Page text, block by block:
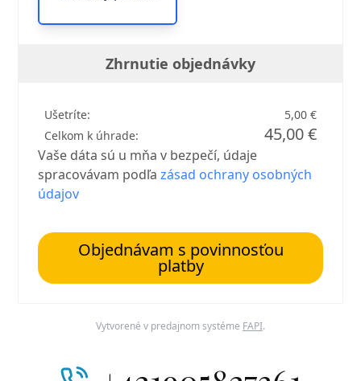
Zhrnutie objednávky
Ušetríte:
5,00 €
Celkom k úhrade:
45,00 €
Vaše dáta sú u mňa v bezpečí, údaje
spracovávam podľazásad ochrany osobných
údajov
Objednávam s povinnosťou
platby
Vytvorené v predajnom systéme FAPI.